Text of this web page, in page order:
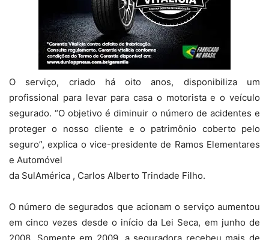
O serviço, criado há oito anos, disponibiliza um
profissional para levar para casa o motorista e o veículo
segurado. “O objetivo é diminuir o número de acidentes e
proteger o nosso cliente e o patrimônio coberto pelo
seguro”, explica o vice-presidente de Ramos Elementares
e Automóvel
da SulAmérica , Carlos Alberto Trindade Filho.
O número de segurados que acionam o serviço aumentou
em cinco vezes desde o início da Lei Seca, em junho de